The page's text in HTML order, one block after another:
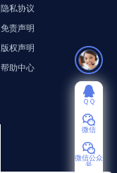
隐私协议
免责声明
版权声明
帮助中心
ＱＱ
微信
微信公众
号